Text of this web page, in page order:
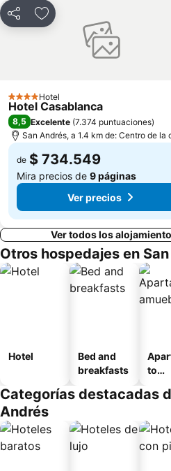
CompartirAgregar a favoritos
4 Estrellas
Hotel
Hotel Casablanca
8,5 Excelente (7.374 puntuaciones)
San Andrés, a 1.4 km de: Centro de la
de $ 734.549
Mira precios de 9 páginas
Ver precios
Ver todos los
Otros hospedajes en
Hotel
Bed and
breakfasts
to
o
Categorías destacadas
Andrés